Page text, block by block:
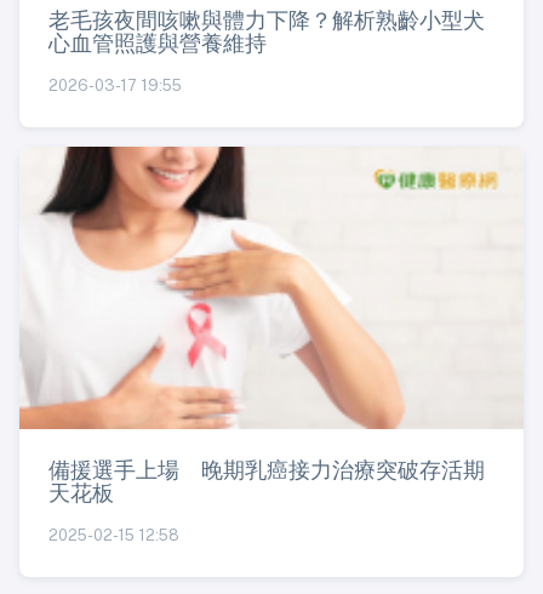
老毛孩夜間咳嗽與體力下降？解析熟齡小型犬
心血管照護與營養維持
2026-03-17 19:55
備援選手上場 晚期乳癌接力治療突破存活期
天花板
2025-02-15 12:58